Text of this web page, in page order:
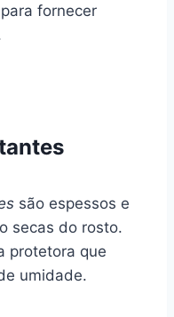
fornecer
são espessos e
secas do rosto.
protetora que
umidade.